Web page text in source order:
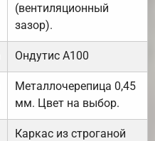
(вентиляционный
зазор).
Ондутис А100
Металлочерепица 0,45
мм. Цвет на выбор.
Каркас из строганой